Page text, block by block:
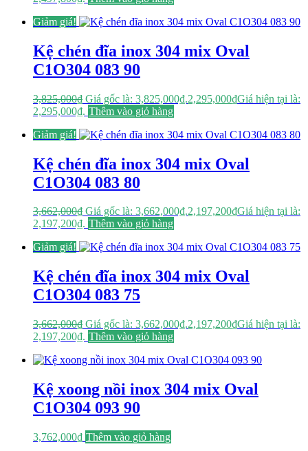
Giảm giá!
Kệ chén đĩa inox 304 mix Oval
C1O304 083 90
3,825,000₫ Giá gốc là: 3,825,000₫.2,295,000₫Giá hiện tại là:
2,295,000₫. Thêm vào giỏ hàng
Giảm giá!
Kệ chén đĩa inox 304 mix Oval
C1O304 083 80
3,662,000₫ Giá gốc là: 3,662,000₫.2,197,200₫Giá hiện tại là:
2,197,200₫. Thêm vào giỏ hàng
Giảm giá!
Kệ chén đĩa inox 304 mix Oval
C1O304 083 75
3,662,000₫ Giá gốc là: 3,662,000₫.2,197,200₫Giá hiện tại là:
2,197,200₫. Thêm vào giỏ hàng
Kệ xoong nồi inox 304 mix Oval
C1O304 093 90
3,762,000₫ Thêm vào giỏ hàng